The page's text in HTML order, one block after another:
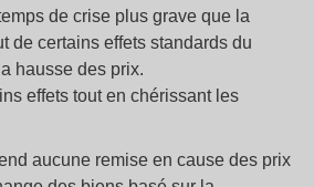
de crise plus grave que la
de certains effets standards du
hausse des prix.
effets tout en chérissant les
aucune remise en cause des prix